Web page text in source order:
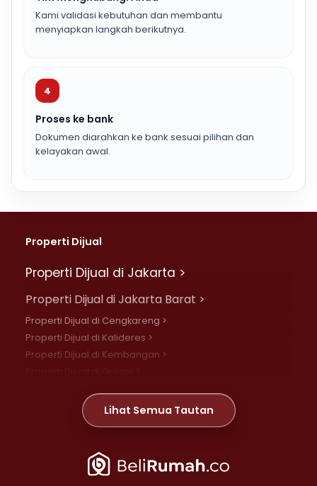
Kami validasi kebutuhan dan membantu
menyiapkan langkah berikutnya.
4
Proses ke bank
Dokumen diarahkan ke bank sesuai pilihan dan
kelayakan awal.
Properti Dijual
Properti Dijual di Jakarta >
Properti Dijual di Jakarta Barat >
Properti Dijual di Cengkareng >
Properti Dijual di Kalideres >
Properti Dijual di Kembangan >
Properti Dijual di Meruya >
Properti Dijual di Jelambar >
Properti Dijual di Jakarta Pusat >
Lihat Semua Tautan